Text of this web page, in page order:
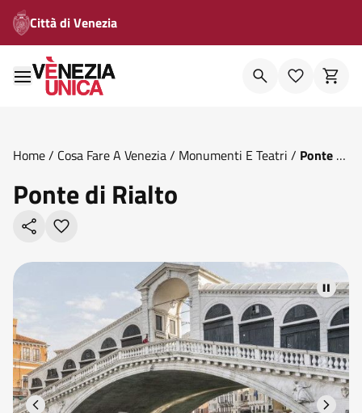
Città di Venezia
Home/ Cosa Fare A Venezia/ Monumenti E Teatri / Ponte Di
Ponte di Rialto